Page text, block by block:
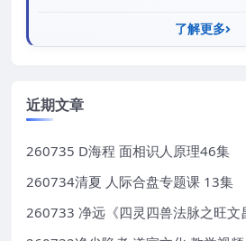
了解更多
近期文章
260735 D海程 面相识人原理46集
260734清夏 人际合盘专题课 13集
260733 净远《四灵四兽法脉之旺文